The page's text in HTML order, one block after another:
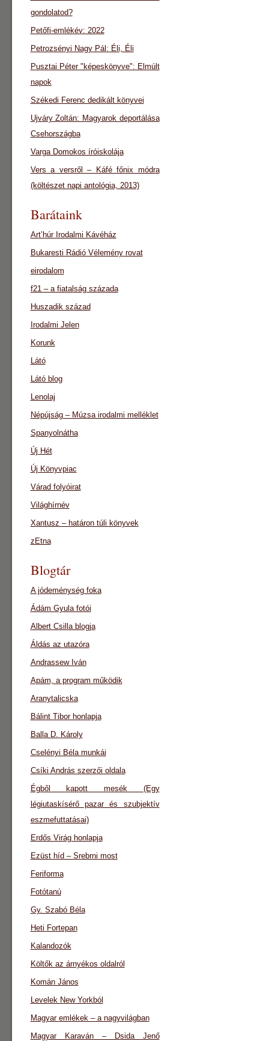
gondolatod?
Petőfi-emlékév: 2022
Petrozsényi Nagy Pál: Éli, Éli
Pusztai Péter "képeskönyve": Elmúlt
napok
Székedi Ferenc dedikált könyvei
Ujváry Zoltán: Magyarok deportálása
Csehországba
Varga Domokos íróiskolája
Vers a versről – Káfé főnix módra
(költészet napi antológia, 2013)
Barátaink
Art’húr Irodalmi Kávéház
Bukaresti Rádió Vélemény rovat
eirodalom
f21 – a fiatalság százada
Huszadik század
Irodalmi Jelen
Korunk
Látó
Látó blog
Lenolaj
Népújság – Múzsa irodalmi melléklet
Spanyolnátha
Új Hét
Új Könyvpiac
Várad folyóirat
Világhírnév
Xantusz – határon túli könyvek
zEtna
Blogtár
A jódeménység foka
Ádám Gyula fotói
Albert Csilla blogja
Áldás az utazóra
Andrassew Iván
Apám, a program működik
Aranytalicska
Bálint Tibor honlapja
Balla D. Károly
Cselényi Béla munkái
Csíki András szerzői oldala
Égből kapott mesék (Egy
légiutaskísérő pazar és szubjektív
eszmefuttatásai)
Erdős Virág honlapja
Ezüst híd – Srebrni most
Feriforma
Fotótanú
Gy. Szabó Béla
Heti Fortepan
Kalandozók
Költők az árnyékos oldalról
Komán János
Levelek New Yorkból
Magyar emlékek – a nagyvilágban
Magyar Karaván – Dsida Jenő